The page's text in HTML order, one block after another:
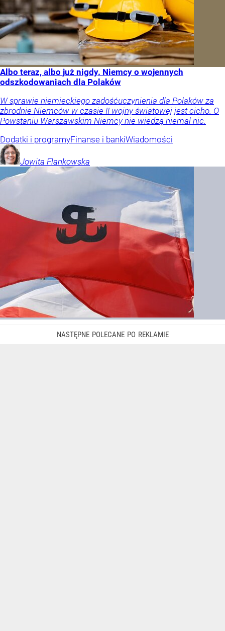
Albo teraz, albo już nigdy. Niemcy o wojennych
odszkodowaniach dla Polaków
W sprawie niemieckiego zadośćuczynienia dla Polaków za
zbrodnie Niemców w czasie II wojny światowej jest cicho. O
Powstaniu Warszawskim Niemcy nie wiedzą niemal nic.
Dodatki i programyFinanse i bankiWiadomości
Jowita Flankowska